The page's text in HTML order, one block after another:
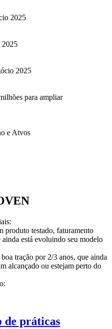
2025
2025
2025
para ampliar
e Atvos
produto testado, faturamento
está evoluindo seu modelo
tração por 2/3 anos, que ainda
alcançado ou estejam perto do
de práticas